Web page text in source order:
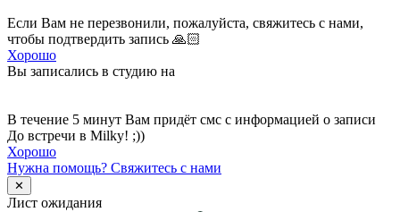
Если Вам не перезвонили, пожалуйста, свяжитесь с нами,
чтобы подтвердить запись 🙏🏻
Хорошо
Вы записались в студию на
В течение 5 минут Вам придёт смс с информацией о записи
До встречи в Milky! ;))
Хорошо
Нужна помощь? Свяжитесь с нами
✕
Лист ожидания